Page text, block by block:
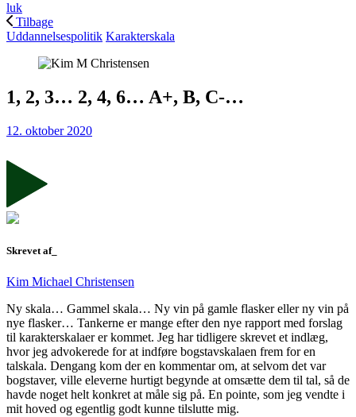
luk
Tilbage
Uddannelsespolitik Karakterskala
1, 2, 3… 2, 4, 6… A+, B, C-…
12. oktober 2020
Skrevet af_
Kim Michael Christensen
Ny skala… Gammel skala… Ny vin på gamle flasker eller ny vin på
nye flasker… Tankerne er mange efter den nye rapport med forslag
til karakterskalaer er kommet. Jeg har tidligere skrevet et indlæg,
hvor jeg advokerede for at indføre bogstavskalaen frem for en
talskala. Dengang kom der en kommentar om, at selvom det var
bogstaver, ville eleverne hurtigt begynde at omsætte dem til tal, så de
havde noget helt konkret at måle sig på. En pointe, som jeg vendte i
mit hoved og egentlig godt kunne tilslutte mig.